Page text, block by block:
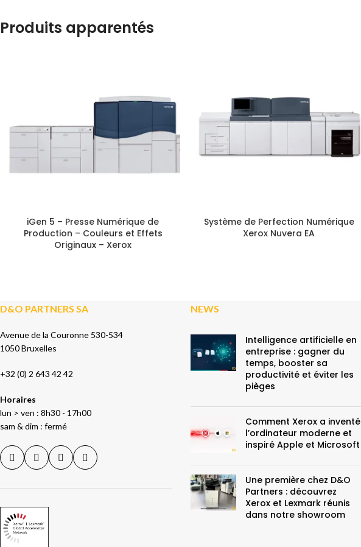
Produits apparentés
iGen 5 – Presse Numérique de
Production – Couleurs et Effets
Originaux – Xerox
Système de Perfection Numérique
Xerox Nuvera EA
D&O PARTNERS SA
Avenue de la Couronne 530-534
1050 Bruxelles
+32 (0) 2 643 42 42
Horaires
lun > ven : 8h30 - 17h00
sam & dim : fermé
NEWS
Intelligence artificielle en
entreprise : gagner du
temps, booster sa
productivité et éviter les
pièges
Comment Xerox a inventé
l’ordinateur moderne et
inspiré Apple et Microsoft
Une première chez D&O
Partners : découvrez
Xerox et Lexmark réunis
dans notre showroom